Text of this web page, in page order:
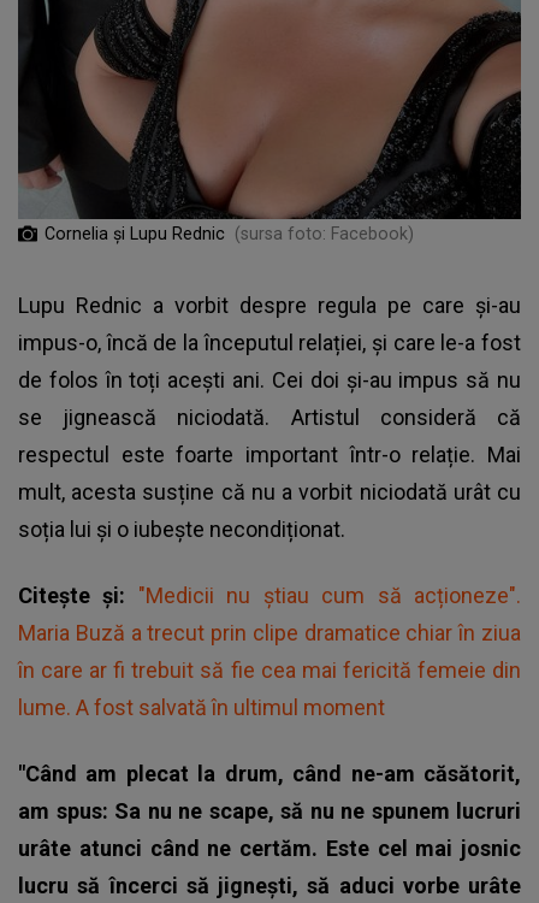
Cornelia și Lupu Rednic (sursa foto: Facebook)
Lupu Rednic a vorbit despre regula pe care și-au
impus-o, încă de la începutul relației, și care le-a fost
de folos în toți acești ani. Cei doi și-au impus să nu
se jignească niciodată. Artistul consideră că
respectul este foarte important într-o relație. Mai
mult, acesta susține că nu a vorbit niciodată urât cu
soția lui și o iubește necondiționat.
Citește și: "Medicii nu știau cum să acționeze".
Maria Buză a trecut prin clipe dramatice chiar în ziua
în care ar fi trebuit să fie cea mai fericită femeie din
lume. A fost salvată în ultimul moment
"Când am plecat la drum, când ne-am căsătorit,
am spus: Sa nu ne scape, să nu ne spunem lucruri
urâte atunci când ne certăm. Este cel mai josnic
lucru să încerci să jignești, să aduci vorbe urâte